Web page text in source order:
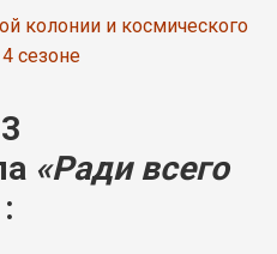
колонии и космического
сезоне
«Ради всего